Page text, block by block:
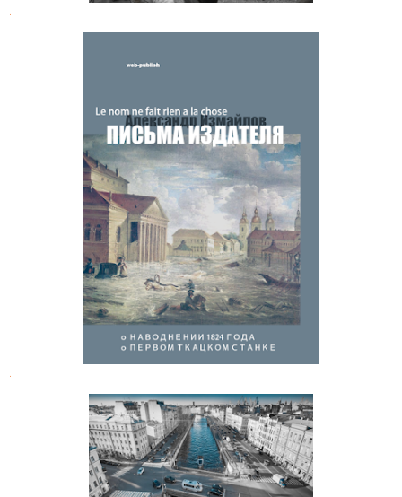
Александр Измайлов. Письма
издателя